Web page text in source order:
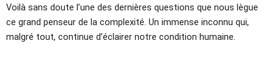
Voilà sans doute l’une des dernières questions que nous lègue
ce grand penseur de la complexité. Un immense inconnu qui,
malgré tout, continue d’éclairer notre condition humaine.